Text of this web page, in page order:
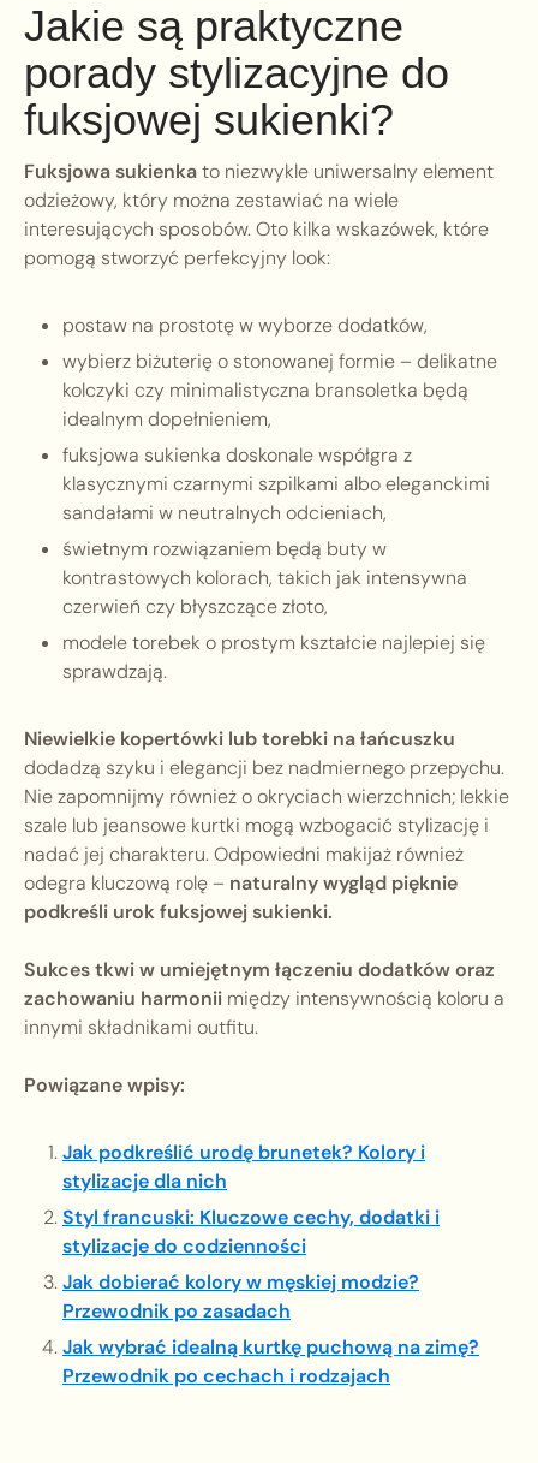
Jakie są praktyczne
porady stylizacyjne do
fuksjowej sukienki?
Fuksjowa sukienkato niezwykle uniwersalny element
odzieżowy, który można zestawiać na wiele
interesujących sposobów. Oto kilka wskazówek, które
pomogą stworzyć perfekcyjny look:
postaw na prostotę w wyborze dodatków,
wybierz biżuterię o stonowanej formie – delikatne
kolczyki czy minimalistyczna bransoletka będą
idealnym dopełnieniem,
fuksjowa sukienka doskonale współgra z
klasycznymi czarnymi szpilkami albo eleganckimi
sandałami w neutralnych odcieniach,
świetnym rozwiązaniem będą buty w
kontrastowych kolorach, takich jak intensywna
czerwień czy błyszczące złoto,
modele torebek o prostym kształcie najlepiej się
sprawdzają.
Niewielkie kopertówki lub torebki na łańcuszku
dodadzą szyku i elegancji bez nadmiernego przepychu.
Nie zapomnijmy również o okryciach wierzchnich; lekkie
szale lub jeansowe kurtki mogą wzbogacić stylizację i
nadać jej charakteru. Odpowiedni makijaż również
odegra kluczową rolę – naturalny wygląd pięknie
podkreśli urok fuksjowej sukienki.
Sukces tkwi w umiejętnym łączeniu dodatków oraz
zachowaniu harmonii między intensywnością koloru a
innymi składnikami outfitu.
Powiązane wpisy:
Jak podkreślić urodę brunetek? Kolory i
stylizacje dla nich
Styl francuski: Kluczowe cechy, dodatki i
stylizacje do codzienności
Jak dobierać kolory w męskiej modzie?
Przewodnik po zasadach
Jak wybrać idealną kurtkę puchową na zimę?
Przewodnik po cechach i rodzajach